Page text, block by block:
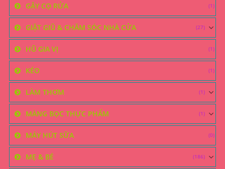
GẬY CỌ RỬA (1)
GIẶT GIŨ & CHĂM SÓC NHÀ CỬA (27)
HŨ GIA VỊ (1)
KÉO (1)
LÀM THƠM (1)
MÀNG BỌC THỰC PHẨM (1)
MÁY HÚT SỮA (0)
MẸ & BÉ (186)